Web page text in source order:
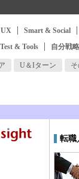
Smart & Social
Test & Tools 自分戦
U＆Iターン
転職